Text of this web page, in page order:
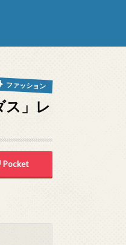
ファッション
ス」レ
Pocket